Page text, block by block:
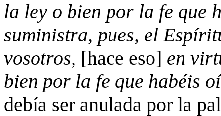
la ley o bien por la fe que
suministra, pues, el
vosotros, [hace eso] en
bien por la fe que habéis
debía ser anulada por la